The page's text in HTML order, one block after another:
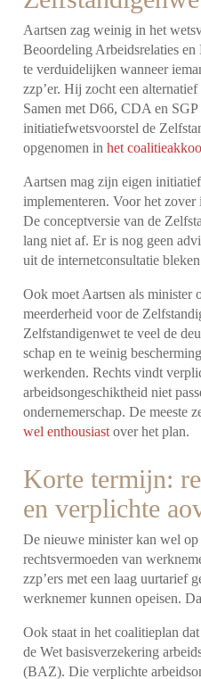
Aartsen zag weinig in het
Beoordeling Arbeidsrelaties
te verduidelijken wanneer
zzp’er. Hij zocht een
Samen met D66, CDA en
initiatiefwetsvoorstel de
opgenomen inhet
Aartsen mag zijn eigen
implementeren. Voor het zover
De conceptversie van de
lang niet af. Er is nog geen
uit de internetconsultatie
Ook moet Aartsen als minister
meerderheid voor de
Zelfstandigenwet te veel de
schap en te weinig
werkenden. Rechts vindt
arbeidsongeschiktheid niet
ondernemerschap. De meeste
wel enthousiastover het plan.
Korte termijn:
en verplichte
De nieuwe minister kan wel
rechtsvermoeden van
zzp’ers met een laag uurtarief
werknemer kunnen opeisen.
Ook staat in het coalitieplan
de Wet basisverzekering
(BAZ). Die verplichte